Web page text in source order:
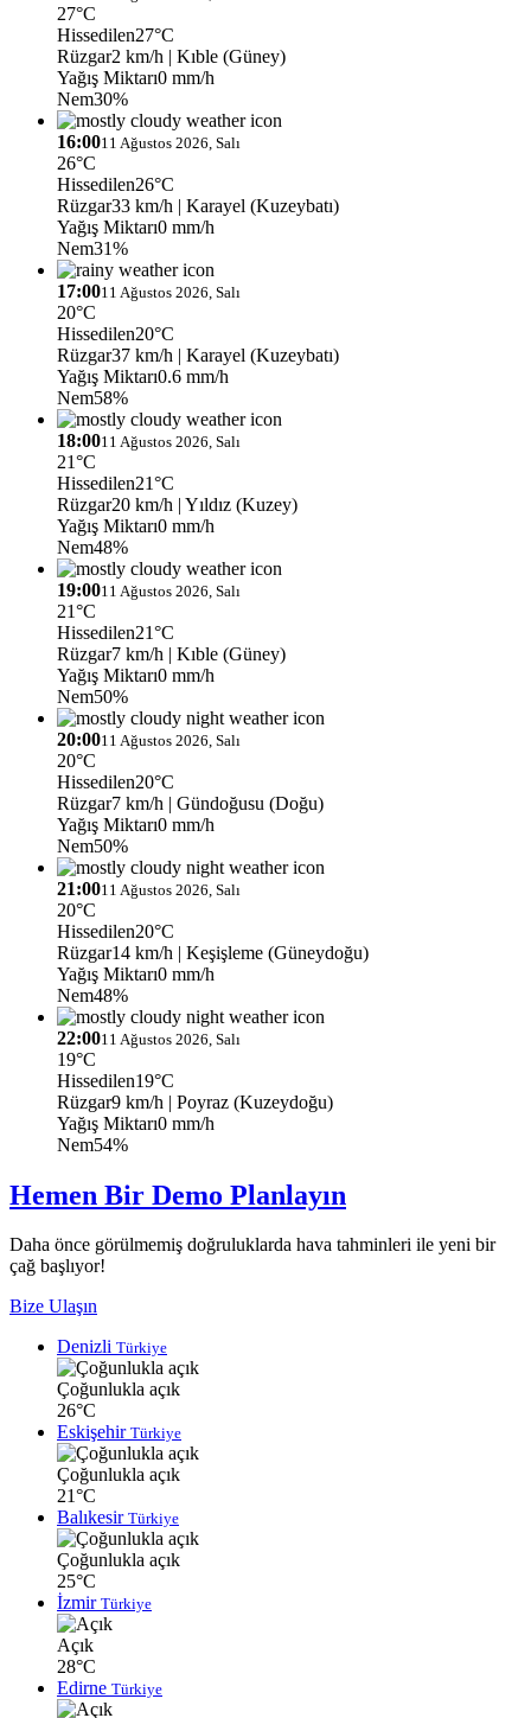
27°C
Hissedilen27°C
Rüzgar2 km/h | Kıble (Güney)
Yağış Miktarı0 mm/h
Nem30%
16:0011 Ağustos 2026, Salı
26°C
Hissedilen26°C
Rüzgar33 km/h | Karayel (Kuzeybatı)
Yağış Miktarı0 mm/h
Nem31%
17:0011 Ağustos 2026, Salı
20°C
Hissedilen20°C
Rüzgar37 km/h | Karayel (Kuzeybatı)
Yağış Miktarı0.6 mm/h
Nem58%
18:0011 Ağustos 2026, Salı
21°C
Hissedilen21°C
Rüzgar20 km/h | Yıldız (Kuzey)
Yağış Miktarı0 mm/h
Nem48%
19:0011 Ağustos 2026, Salı
21°C
Hissedilen21°C
Rüzgar7 km/h | Kıble (Güney)
Yağış Miktarı0 mm/h
Nem50%
20:0011 Ağustos 2026, Salı
20°C
Hissedilen20°C
Rüzgar7 km/h | Gündoğusu (Doğu)
Yağış Miktarı0 mm/h
Nem50%
21:0011 Ağustos 2026, Salı
20°C
Hissedilen20°C
Rüzgar14 km/h | Keşişleme (Güneydoğu)
Yağış Miktarı0 mm/h
Nem48%
22:0011 Ağustos 2026, Salı
19°C
Hissedilen19°C
Rüzgar9 km/h | Poyraz (Kuzeydoğu)
Yağış Miktarı0 mm/h
Nem54%
Hemen Bir Demo Planlayın
Daha önce görülmemiş doğruluklarda hava tahminleri ile yeni bir
çağ başlıyor!
Bize Ulaşın
Denizli Türkiye
Çoğunlukla açık
26°C
Eskişehir Türkiye
Çoğunlukla açık
21°C
Balıkesir Türkiye
Çoğunlukla açık
25°C
İzmir Türkiye
Açık
28°C
Edirne Türkiye